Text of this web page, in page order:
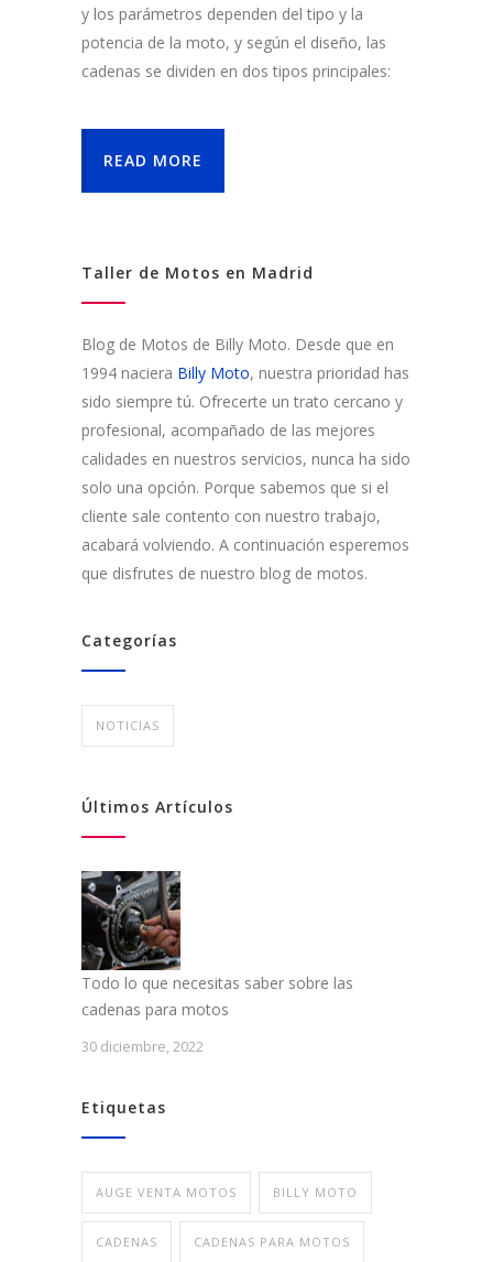
y los parámetros dependen del tipo y la
potencia de la moto, y según el diseño, las
cadenas se dividen en dos tipos principales:
READ MORE
Taller de Motos en Madrid
Blog de Motos de Billy Moto. Desde que en
1994 naciera Billy Moto, nuestra prioridad has
sido siempre tú. Ofrecerte un trato cercano y
profesional, acompañado de las mejores
calidades en nuestros servicios, nunca ha sido
solo una opción. Porque sabemos que si el
cliente sale contento con nuestro trabajo,
acabará volviendo. A continuación esperemos
que disfrutes de nuestro blog de motos.
Categorías
NOTICIAS
Últimos Artículos
Todo lo que necesitas saber sobre las
cadenas para motos
30 diciembre, 2022
Etiquetas
AUGE VENTA MOTOS BILLY MOTO
CADENAS CADENAS PARA MOTOS